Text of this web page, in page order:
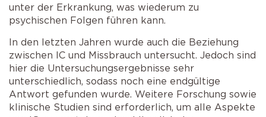
unter der Erkrankung, was wiederum zu
psychischen Folgen führen kann.
In den letzten Jahren wurde auch die Beziehung
zwischen IC und Missbrauch untersucht. Jedoch sind
hier die Untersuchungsergebnisse sehr
unterschiedlich, sodass noch eine endgültige
Antwort gefunden wurde. Weitere Forschung sowie
klinische Studien sind erforderlich, um alle Aspekte